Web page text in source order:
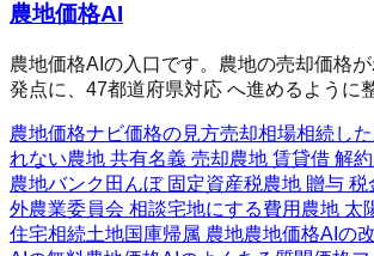
農地価格AI
農地価格AIの入口です。農地の売却価格
発点に、47都道府県対応 へ進めるように
農地価格ナビ価格の見方売却相場相続し
れない農地 共有名義 売却農地 賃貸借 解約
農地バンク 田んぼ 固定資産税農地 贈与 税
外農業委員会 相談宅地にする費用 農地 太
住宅相続土地国庫帰属 農地農地価格AIの